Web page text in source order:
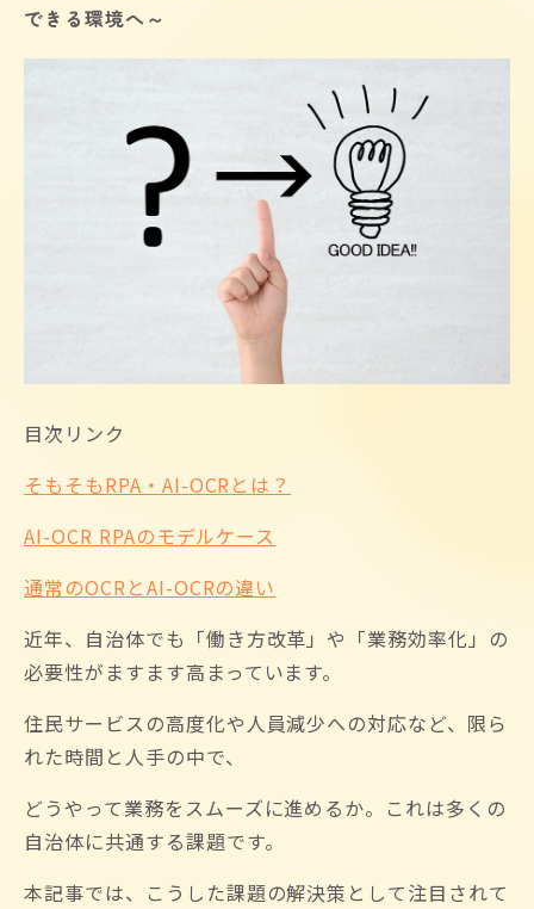
できる環境へ～
目次リンク
そもそもRPA・AI-OCRとは？
AI-OCR RPAのモデルケース
通常のOCRとAI-OCRの違い
近年、自治体でも「働き方改革」や「業務効率化」の
必要性がますます高まっています。
住民サービスの高度化や人員減少への対応など、限ら
れた時間と人手の中で、
どうやって業務をスムーズに進めるか。これは多くの
自治体に共通する課題です。
本記事では、こうした課題の解決策として注目されて